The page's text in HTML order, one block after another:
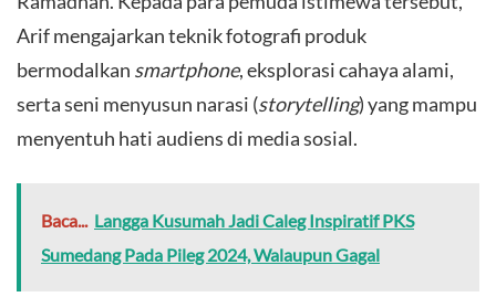
Arif mengajarkan teknik fotografi produk
bermodalkan smartphone, eksplorasi cahaya alami,
serta seni menyusun narasi (storytelling) yang mampu
menyentuh hati audiens di media sosial.
Baca... Langga Kusumah Jadi Caleg Inspiratif PKS
Sumedang Pada Pileg 2024, Walaupun Gagal